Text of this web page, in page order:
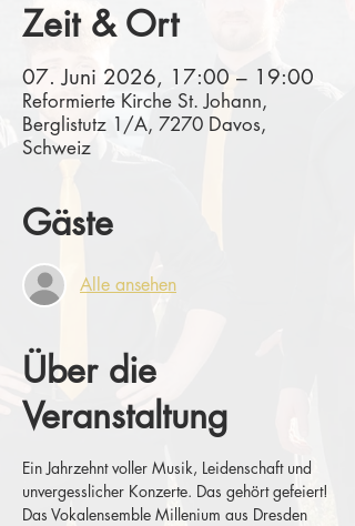
Zeit & Ort
07. Juni 2026, 17:00 – 19:00
Reformierte Kirche St. Johann,
Berglistutz 1/A, 7270 Davos,
Schweiz
Gäste
Alle ansehen
Über die
Veranstaltung
Ein Jahrzehnt voller Musik, Leidenschaft und
unvergesslicher Konzerte. Das gehört gefeiert!
Das Vokalensemble Millenium aus Dresden